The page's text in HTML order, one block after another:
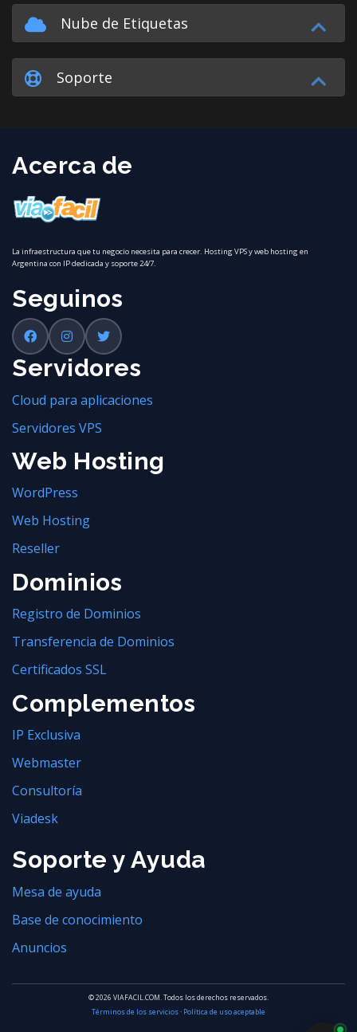
Nube de Etiquetas
Soporte
Acerca de
La infraestructura que tu negocio necesita para crecer. Hosting VPS y web hosting en
Argentina con IP dedicada y soporte 24/7.
Seguinos
Servidores
Cloud para aplicaciones
Servidores VPS
Web Hosting
WordPress
Web Hosting
Reseller
Dominios
Registro de Dominios
Transferencia de Dominios
Certificados SSL
Complementos
IP Exclusiva
Webmaster
Consultoría
Viadesk
Soporte y Ayuda
Mesa de ayuda
Base de conocimiento
Anuncios
© 2026 VIAFACIL.COM. Todos los derechos reservados.
Términos de los servicios· Política de uso aceptable